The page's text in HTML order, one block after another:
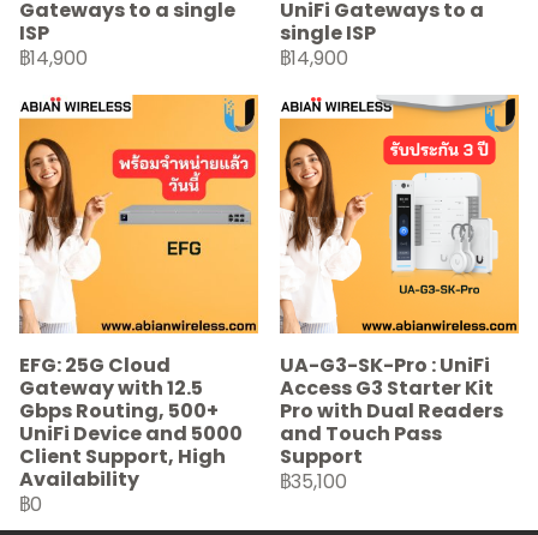
Gateways to a single
ISP
฿14,900
UniFi Gateways to a
single ISP
฿14,900
EFG: 25G Cloud
Gateway with 12.5
Gbps Routing, 500+
UniFi Device and 5000
Client Support, High
Availability
฿0
UA-G3-SK-Pro : UniFi
Access G3 Starter Kit
Pro with Dual Readers
and Touch Pass
Support
฿35,100